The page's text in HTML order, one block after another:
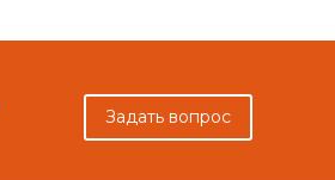
Задать вопрос